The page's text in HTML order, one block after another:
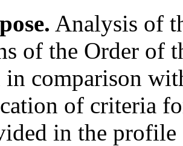
Analysis of
of the Order of
comparison
of criteria
in the